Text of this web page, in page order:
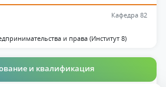
Кафедра 82
и права (Институт 8)
и квалификация